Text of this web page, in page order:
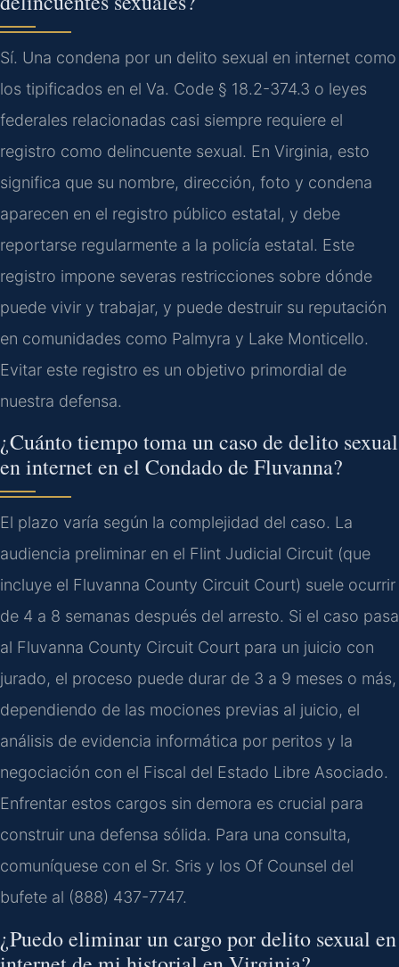
Sí. Una condena por un delito sexual en internet como
los tipificados en el Va. Code § 18.2-374.3 o leyes
federales relacionadas casi siempre requiere el
registro como delincuente sexual. En Virginia, esto
significa que su nombre, dirección, foto y condena
aparecen en el registro público estatal, y debe
reportarse regularmente a la policía estatal. Este
registro impone severas restricciones sobre dónde
puede vivir y trabajar, y puede destruir su reputación
en comunidades como Palmyra y Lake Monticello.
Evitar este registro es un objetivo primordial de
nuestra defensa.
¿Cuánto tiempo toma un caso de delito sexual
en internet en el Condado de Fluvanna?
El plazo varía según la complejidad del caso. La
audiencia preliminar en el Flint Judicial Circuit (que
incluye el Fluvanna County Circuit Court) suele ocurrir
de 4 a 8 semanas después del arresto. Si el caso pasa
al Fluvanna County Circuit Court para un juicio con
jurado, el proceso puede durar de 3 a 9 meses o más,
dependiendo de las mociones previas al juicio, el
análisis de evidencia informática por peritos y la
negociación con el Fiscal del Estado Libre Asociado.
Enfrentar estos cargos sin demora es crucial para
construir una defensa sólida. Para una consulta,
comuníquese con el Sr. Sris y los Of Counsel del
bufete al (888) 437-7747.
¿Puedo eliminar un cargo por delito sexual en